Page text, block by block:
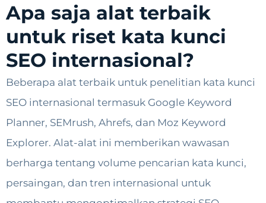
Apa saja alat terbaik
untuk riset kata kunci
SEO internasional?
Beberapa alat terbaik untuk penelitian kata kunci
SEO internasional termasuk Google Keyword
Planner, SEMrush, Ahrefs, dan Moz Keyword
Explorer. Alat-alat ini memberikan wawasan
berharga tentang volume pencarian kata kunci,
persaingan, dan tren internasional untuk